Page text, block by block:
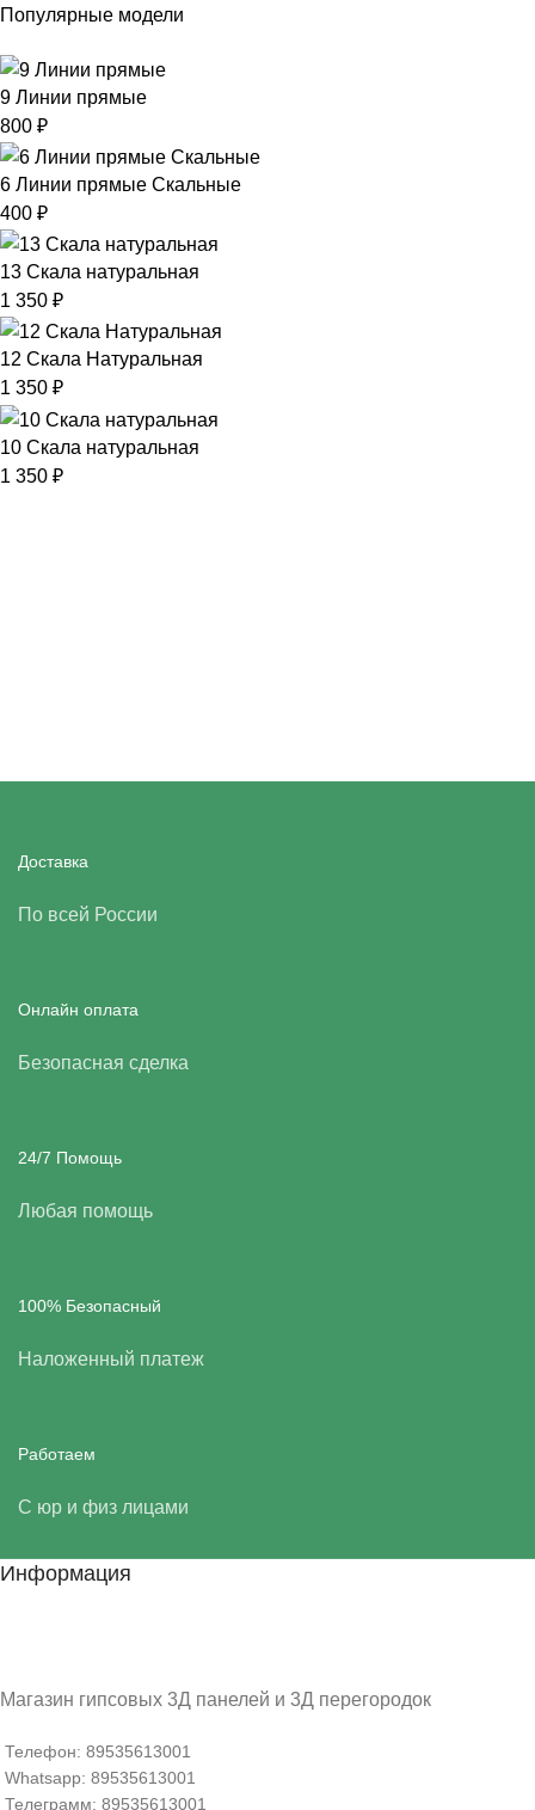
Популярные модели
9 Линии прямые
800 ₽
6 Линии прямые Скальные
400 ₽
13 Скала натуральная
1 350 ₽
12 Скала Натуральная
1 350 ₽
10 Скала натуральная
1 350 ₽
Доставка
По всей России
Онлайн оплата
Безопасная сделка
24/7 Помощь
Любая помощь
100% Безопасный
Наложенный платеж
Работаем
С юр и физ лицами
Информация
Магазин гипсовых 3Д панелей и 3Д перегородок
Телефон: 89535613001
Whatsapp: 89535613001
Телеграмм: 89535613001